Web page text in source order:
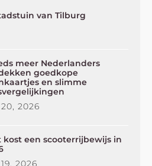
van Tilburg
meer Nederlanders
goedkope
en slimme
2026
kost een scooterrijbewijs in
2026